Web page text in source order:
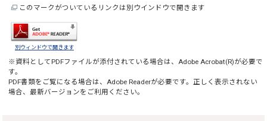
このマークがついているリンクは別ウインドウで開きます
別ウィンドウで開きます
※資料としてPDFファイルが添付されている場合は、 Adobe Acrobat(R)が必要で
す。
PDF書類をご覧になる場合は、 Adobe Readerが必要です。正しく表示されない
場合、最新バージョンをご利用ください。